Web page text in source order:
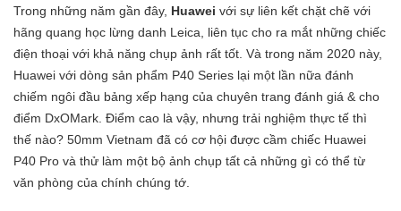
Trong những năm gần đây, Huawei với sự liên kết chặt chẽ với
hãng quang học lừng danh Leica, liên tục cho ra mắt những chiếc
điện thoại với khả năng chụp ảnh rất tốt. Và trong năm 2020 này,
Huawei với dòng sản phẩm P40 Series lại một lần nữa đánh
chiếm ngôi đầu bảng xếp hạng của chuyên trang đánh giá & cho
điểm DxOMark. Điểm cao là vậy, nhưng trải nghiệm thực tế thì
thế nào? 50mm Vietnam đã có cơ hội được cầm chiếc Huawei
P40 Pro và thử làm một bộ ảnh chụp tất cả những gì có thể từ
văn phòng của chính chúng tớ.